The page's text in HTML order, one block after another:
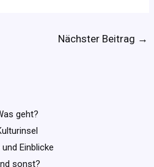
Nächster Beitrag →
geht?
Einblicke
sonst?